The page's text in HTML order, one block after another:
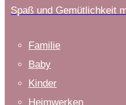
Spaß und Gemütlichkeit
Familie
Baby
Kinder
Heimwerken